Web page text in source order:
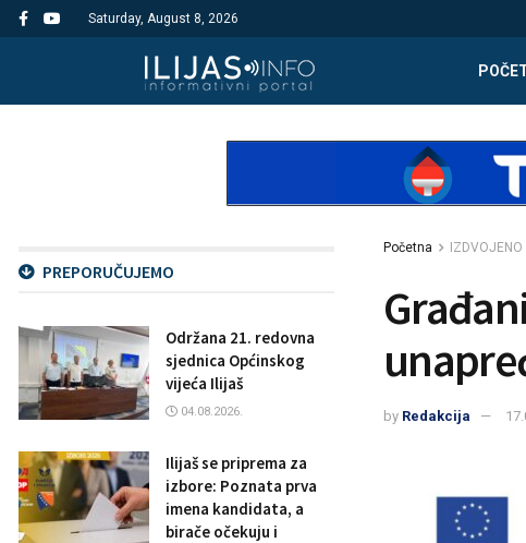
Saturday, August 8, 2026
Početna IZDVOJENO
by Redakcija
PREPORUČUJEMO
Održana 21. redovna
sjednica Općinskog
vijeća Ilijaš
04.08.2026.
Ilijaš se priprema za
izbore: Poznata prva
imena kandidata, a
birače očekuju i